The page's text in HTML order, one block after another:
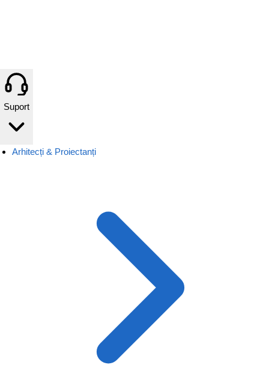
Suport
Arhitecți & Proiectanți